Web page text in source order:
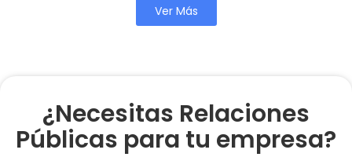
Ver Más
¿Necesitas Relaciones
Públicas para tu empresa?